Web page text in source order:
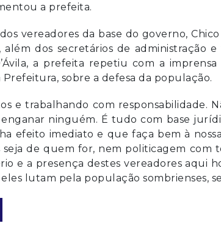
a prefeita.
vereadores da base do governo,
além dos secretários de administração
a prefeita repetiu com a
Prefeitura, sobre a defesa da população.
e trabalhando com responsabilidade.
ninguém. É tudo com base
efeito imediato e que faça bem à
seja de quem for, nem politicagem com
e a presença destes vereadores aqui
lutam pela população sombrienses,